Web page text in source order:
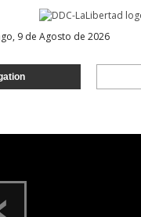
9 de Agosto de 2026